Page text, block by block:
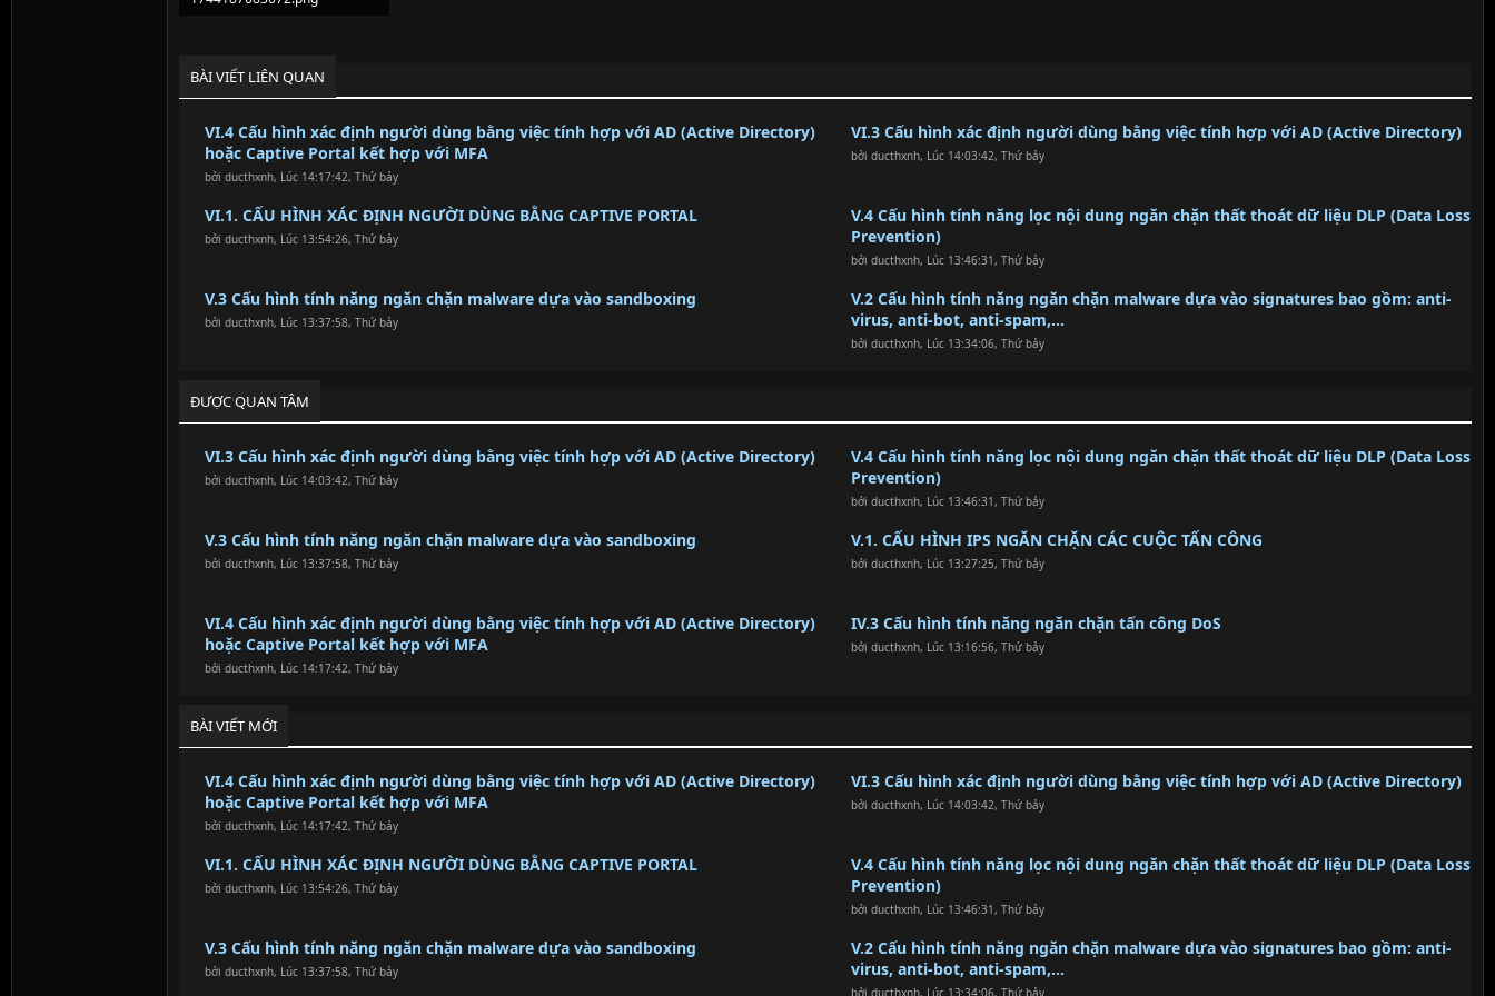
BÀI VIẾT LIÊN QUAN
VI.4 Cấu hình xác định người dùng bằng việc tính hợp với AD (Active Directory)
hoặc Captive Portal kết hợp với MFA
bởiducthxnh, Lúc 14:17:42, Thứ bảy
VI.3 Cấu hình xác định người dùng bằng việc tính hợp với AD (Active Directory)
bởiducthxnh, Lúc 14:03:42, Thứ bảy
VI.1. CẤU HÌNH XÁC ĐỊNH NGƯỜI DÙNG BẰNG CAPTIVE PORTAL
bởiducthxnh, Lúc 13:54:26, Thứ bảy
V.4 Cấu hình tính năng lọc nội dung ngăn chặn thất thoát dữ liệu DLP (Data Loss
Prevention)
bởiducthxnh, Lúc 13:46:31, Thứ bảy
V.3 Cấu hình tính năng ngăn chặn malware dựa vào sandboxing
bởiducthxnh, Lúc 13:37:58, Thứ bảy
V.2 Cấu hình tính năng ngăn chặn malware dựa vào signatures bao gồm: anti-
virus, anti-bot, anti-spam,...
bởiducthxnh, Lúc 13:34:06, Thứ bảy
ĐƯỢC QUAN TÂM
VI.3 Cấu hình xác định người dùng bằng việc tính hợp với AD (Active Directory)
bởiducthxnh, Lúc 14:03:42, Thứ bảy
V.4 Cấu hình tính năng lọc nội dung ngăn chặn thất thoát dữ liệu DLP (Data Loss
Prevention)
bởiducthxnh, Lúc 13:46:31, Thứ bảy
V.3 Cấu hình tính năng ngăn chặn malware dựa vào sandboxing
bởiducthxnh, Lúc 13:37:58, Thứ bảy
V.1. CẤU HÌNH IPS NGĂN CHẶN CÁC CUỘC TẤN CÔNG
bởiducthxnh, Lúc 13:27:25, Thứ bảy
VI.4 Cấu hình xác định người dùng bằng việc tính hợp với AD (Active Directory)
hoặc Captive Portal kết hợp với MFA
bởiducthxnh, Lúc 14:17:42, Thứ bảy
IV.3 Cấu hình tính năng ngăn chặn tấn công DoS
bởiducthxnh, Lúc 13:16:56, Thứ bảy
BÀI VIẾT MỚI
VI.4 Cấu hình xác định người dùng bằng việc tính hợp với AD (Active Directory)
hoặc Captive Portal kết hợp với MFA
bởiducthxnh, Lúc 14:17:42, Thứ bảy
VI.3 Cấu hình xác định người dùng bằng việc tính hợp với AD (Active Directory)
bởiducthxnh, Lúc 14:03:42, Thứ bảy
VI.1. CẤU HÌNH XÁC ĐỊNH NGƯỜI DÙNG BẰNG CAPTIVE PORTAL
bởiducthxnh, Lúc 13:54:26, Thứ bảy
V.4 Cấu hình tính năng lọc nội dung ngăn chặn thất thoát dữ liệu DLP (Data Loss
Prevention)
bởiducthxnh, Lúc 13:46:31, Thứ bảy
V.3 Cấu hình tính năng ngăn chặn malware dựa vào sandboxing
bởiducthxnh, Lúc 13:37:58, Thứ bảy
V.2 Cấu hình tính năng ngăn chặn malware dựa vào signatures bao gồm: anti-
virus, anti-bot, anti-spam,...
bởiducthxnh, Lúc 13:34:06, Thứ bảy